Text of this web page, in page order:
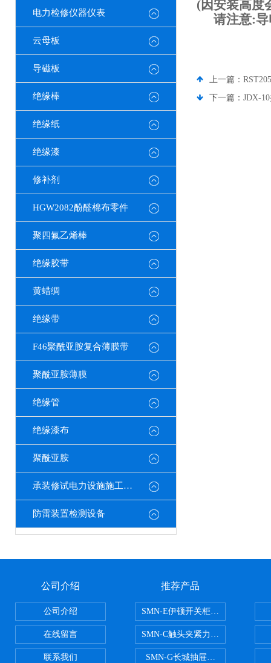
电力检修仪器仪表
云母板
导磁板
绝缘棒
绝缘纸
绝缘漆
修补剂
HGW2082酚醛棉布零件
聚四氟乙烯棒
绝缘胶带
黄蜡绸
绝缘带
F46聚酰亚胺复合薄膜带
聚酰亚胺薄膜
绝缘管
绝缘漆布
聚酰亚胺
承装修试电力设施施工机具
防雷装置检测设备
(因安装高度
请注意:
上一篇：
下一篇： JDX-
公司介绍
公司介绍
在线留言
联系我们
推荐产品
SMN-E伊顿开关柜触头夹紧力检
SMN-C触头夹紧力检测仪
SMN-G长城抽屉开关柜触头夹紧